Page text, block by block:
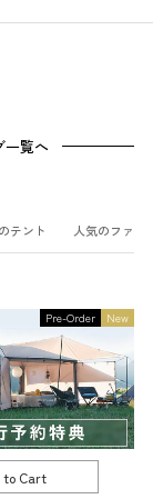
一覧へ
テント 人気のファニ
New
Pre-Order
to Cart